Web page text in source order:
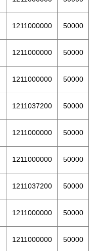
1211000000 50000
1211000000 50000
1211000000 50000
1211037200 50000
1211000000 50000
1211000000 50000
1211037200 50000
1211000000 50000
1211000000 50000